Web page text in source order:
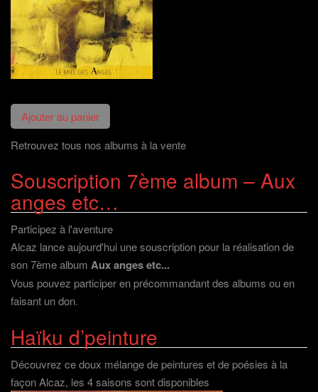
Retrouvez tous nos albums à la vente
Souscription 7ème album – Aux
anges etc…
Participez à l'aventure
Alcaz lance aujourd'hui une souscription pour la réalisation de
son 7ème album Aux anges etc...
Vous pouvez participer en précommandant des albums ou en
faisant un don.
Haïku d’peinture
Découvrez ce doux mélange de peintures et de poésies à la
façon Alcaz, les 4 saisons sont disponibles